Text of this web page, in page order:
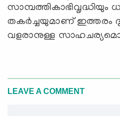
തകര്‍ച്ചയുമാണ് ഇത്തരം
വളരാനുള്ള
LEAVE A COMMENT